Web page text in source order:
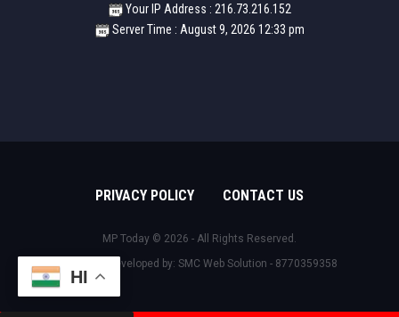
Your IP Address : 216.73.216.152
Server Time : August 9, 2026 12:33 pm
PRIVACY POLICY CONTACT US
MP Today © 2026 - All Rights Reserved.
Design & Developed by: SMC Web Solution - 8770359358
HI